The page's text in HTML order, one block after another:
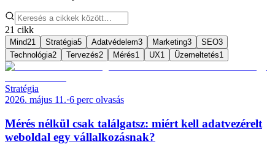
21 cikk
Mind21 Stratégia5 Adatvédelem3 Marketing3 SEO3
Technológia2 Tervezés2 Mérés1 UX1 Üzemeltetés1
Stratégia
2026. május 11.·6 perc olvasás
Mérés nélkül csak találgatsz: miért kell adatvezérelt
weboldal egy vállalkozásnak?